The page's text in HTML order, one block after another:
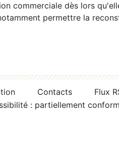
commerciale dès lors
permettre la
Contacts
Flux
: partiellement